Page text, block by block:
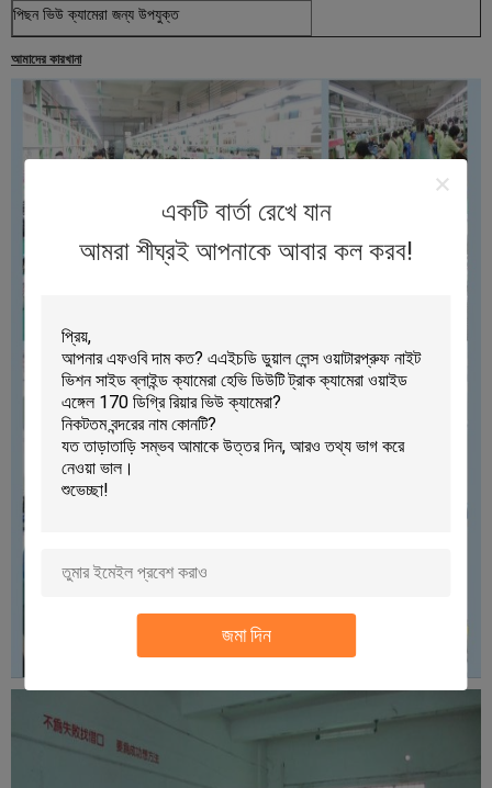
একটি বার্তা রেখে যান
আমরা শীঘ্রই আপনাকে আবার কল করব!
জমা দিন
পিছন ভিউ ক্যামেরা জন্য উপযুক্ত
আমাদের কারখানা